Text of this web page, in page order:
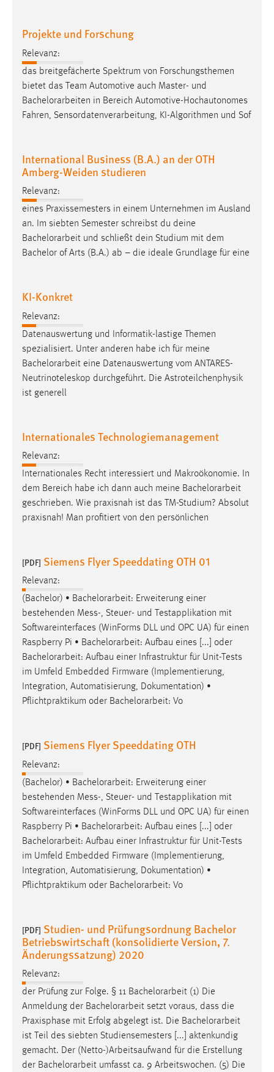
Projekte und Forschung
Relevanz:
das breitgefächerte Spektrum von Forschungsthemen
bietet das Team Automotive auch Master- und
Bachelorarbeiten in Bereich Automotive-Hochautonomes
Fahren, Sensordatenverarbeitung, KI-Algorithmen und Sof
International Business (B.A.) an der OTH
Amberg-Weiden studieren
Relevanz:
eines Praxissemesters in einem Unternehmen im Ausland
an. Im siebten Semester schreibst du deine
Bachelorarbeit und schließt dein Studium mit dem
Bachelor of Arts (B.A.) ab – die ideale Grundlage für eine
KI-Konkret
Relevanz:
Datenauswertung und Informatik-lastige Themen
spezialisiert. Unter anderen habe ich für meine
Bachelorarbeit eine Datenauswertung vom ANTARES-
Neutrinoteleskop durchgeführt. Die Astroteilchenphysik
ist generell
Internationales Technologiemanagement
Relevanz:
Internationales Recht interessiert und Makroökonomie. In
dem Bereich habe ich dann auch meine Bachelorarbeit
geschrieben. Wie praxisnah ist das TM-Studium? Absolut
praxisnah! Man profitiert von den persönlichen
[PDF] Siemens Flyer Speeddating OTH 01
Relevanz:
(Bachelor) • Bachelorarbeit: Erweiterung einer
bestehenden Mess-, Steuer- und Testapplikation mit
Softwareinterfaces (WinForms DLL und OPC UA) für einen
Raspberry Pi • Bachelorarbeit: Aufbau eines [...] oder
Bachelorarbeit: Aufbau einer Infrastruktur für Unit-Tests
im Umfeld Embedded Firmware (Implementierung,
Integration, Automatisierung, Dokumentation) •
Pflichtpraktikum oder Bachelorarbeit: Vo
[PDF] Siemens Flyer Speeddating OTH
Relevanz:
(Bachelor) • Bachelorarbeit: Erweiterung einer
bestehenden Mess-, Steuer- und Testapplikation mit
Softwareinterfaces (WinForms DLL und OPC UA) für einen
Raspberry Pi • Bachelorarbeit: Aufbau eines [...] oder
Bachelorarbeit: Aufbau einer Infrastruktur für Unit-Tests
im Umfeld Embedded Firmware (Implementierung,
Integration, Automatisierung, Dokumentation) •
Pflichtpraktikum oder Bachelorarbeit: Vo
[PDF] Studien- und Prüfungsordnung Bachelor
Betriebswirtschaft (konsolidierte Version, 7.
Änderungssatzung) 2020
Relevanz:
der Prüfung zur Folge. § 11 Bachelorarbeit (1) Die
Anmeldung der Bachelorarbeit setzt voraus, dass die
Praxisphase mit Erfolg abgelegt ist. Die Bachelorarbeit
ist Teil des siebten Studiensemesters [...] aktenkundig
gemacht. Der (Netto-)Arbeitsaufwand für die Erstellung
der Bachelorarbeit umfasst ca. 9 Arbeitswochen. (5) Die
Plattformen anzeigen zu können, werden von diesen
externen Medien Cookies gesetzt.
YouTube
Vimeo